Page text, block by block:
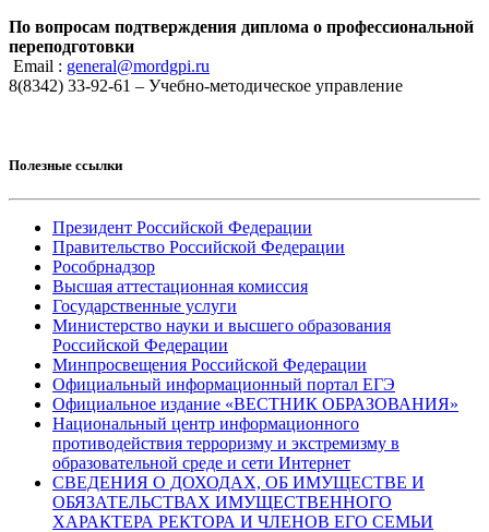
По вопросам подтверждения диплома о профессиональной
переподготовки
Email : general@mordgpi.ru
8(8342) 33-92-61 – Учебно-методическое управление
Полезные ссылки
Президент Российской Федерации
Правительство Российской Федерации
Рособрнадзор
Высшая аттестационная комиссия
Государственные услуги
Министерство науки и высшего образования
Российской Федерации
Минпросвещения Российской Федерации
Официальный информационный портал ЕГЭ
Официальное издание «ВЕСТНИК ОБРАЗОВАНИЯ»
Национальный центр информационного
противодействия терроризму и экстремизму в
образовательной среде и сети Интернет
СВЕДЕНИЯ О ДОХОДАХ, ОБ ИМУЩЕСТВЕ И
ОБЯЗАТЕЛЬСТВАХ ИМУЩЕСТВЕННОГО
ХАРАКТЕРА РЕКТОРА И ЧЛЕНОВ ЕГО СЕМЬИ